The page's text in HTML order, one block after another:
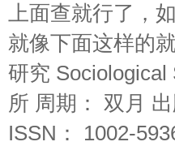
上面查就行了，
就像下面这样的
研究
所 周期： 双月
ISSN： 1002-